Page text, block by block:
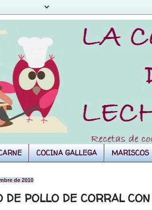
COCINA GALLEGA MARISCOS
de 2010
DE POLLO DE CORRAL